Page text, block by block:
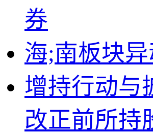
券
海;南板块
增持行动与
改正前所持